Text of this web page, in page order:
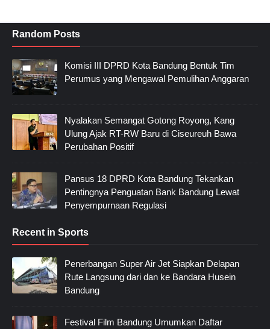
Random Posts
Komisi III DPRD Kota Bandung Bentuk Tim
Perumus yang Mengawal Pemulihan Anggaran
Nyalakan Semangat Gotong Royong, Kang
Ulung Ajak RT-RW Baru di Ciseureuh Bawa
Perubahan Positif
Pansus 18 DPRD Kota Bandung Tekankan
Pentingnya Penguatan Bank Bandung Lewat
Penyempurnaan Regulasi
Recent in Sports
Penerbangan Super Air Jet Siapkan Delapan
Rute Langsung dari dan ke Bandara Husein
Bandung
Festival Film Bandung Umumkan Daftar